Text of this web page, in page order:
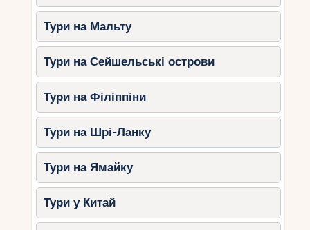
Тури на Мальту
Тури на Сейшельські острови
Тури на Філіппіни
Тури на Шрі-Ланку
Тури на Ямайку
Тури у Китай